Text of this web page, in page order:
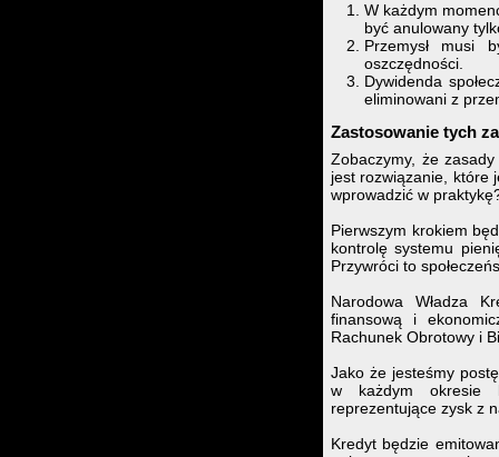
W każdym
być anulowany
Przemysł musi
oszczędności.
Dywidenda
eliminowani z
Zastosowanie tych
Zobaczymy, że
jest rozwiązanie, które
wprowadzić w
Pierwszym krokiem
kontrolę systemu
Przywróci to
Narodowa Władza
finansową i
Rachunek Obrotowy i
Jako że jesteśmy
w każdym okresie
reprezentujące zysk z
Kredyt będzie